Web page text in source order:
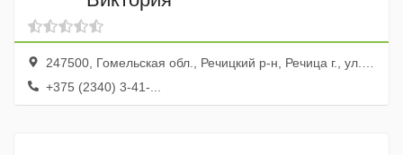
247500, Гомельская обл., Речицкий р-н, Речица г., ул. Середина, 6а
+375 (2340) 3-41-...